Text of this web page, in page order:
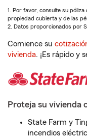
1. Por favor, consulte su
propiedad cubierta y de las
2. Datos proporcionados por
Comience su
vivienda. ¡Es rápido y
Proteja su vivienda
State Farm y
incendios